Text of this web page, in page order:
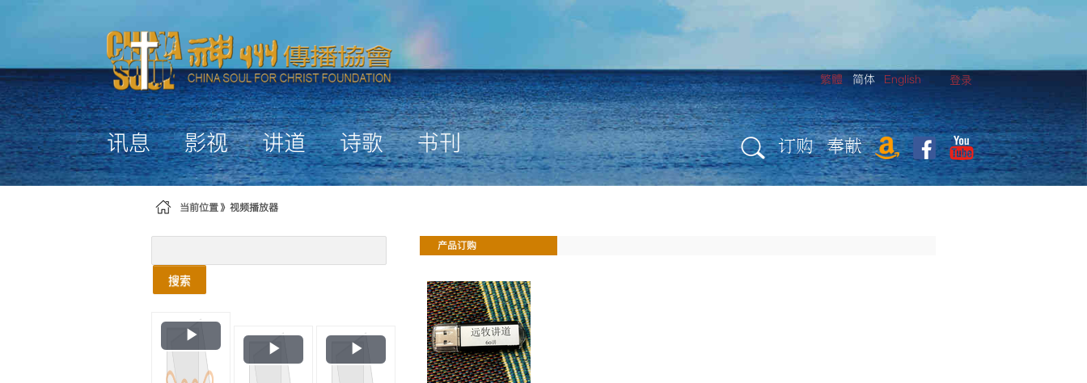
登录
繁體 简体 English
讯息 影视 讲道 诗歌 书刊 订购 奉献
当前位置 视频播放器
搜索
Play
Video Play
Video
Play
Video
产品订购